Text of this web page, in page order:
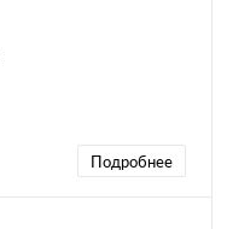
Подробнее